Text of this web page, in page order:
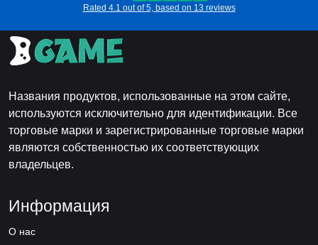
Rated 4.1 out of 5, based on 13 reviews
Названия продуктов, использованные на этом сайте,
используются исключительно для идентификации. Все
торговые марки и зарегистрированные торговые марки
являются собственностью их соответствующих
владельцев.
Информация
О нас